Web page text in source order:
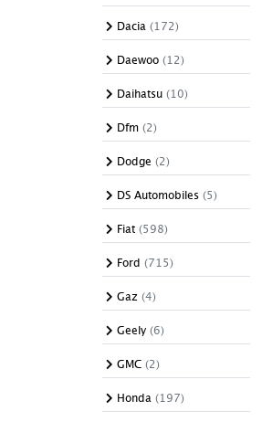
Kapı Kilidi
Kapı Kolu
Kapı Menteşesi
Kaput Açma Kolu
Kaput Açma Mandalı
Kaput Açma Teli
Kaput Amortisörü
Kaput İzolasyonu
Kaput Menteşesi
Kelepçe
Kolçak
Koltuk
Koltuk Başlığı
Dacia (172)
Daewoo (12)
Daihatsu (10)
Dfm (2)
Dodge (2)
DS Automobiles (5)
Fiat (598)
Ford (715)
Gaz (4)
Geely (6)
GMC (2)
Honda (197)